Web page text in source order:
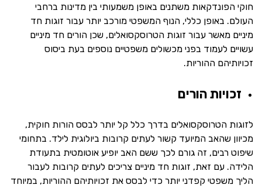
חוקי הפונדקאות משתנים באופן משמעותי בין מדינות ברחבי
העולם. באופן כללי, הנוף המשפטי מורכב יותר עבור זוגות חד
מיניים מאשר עבור זוגות הטרוסקסואלים, שכן הורים חד מיניים
עשויים לעמוד בפני מכשולים משפטיים נוספים בעת ביסוס
זכויותיהם ההוריות.
זכויות הורים
לזוגות הטרוסקסואלים בדרך כלל קל יותר לבסס הורות חוקית,
מכיוון שהאב המיועד קשור לעתים קרובות ביולוגית לילד. בתחומי
שיפוט רבים, זה גורם לכך ששם האב יופיע אוטומטית בתעודת
הלידה. עם זאת, זוגות חד מיניים צריכים לעתים קרובות לעבור
הליך משפטי קפדני יותר כדי לבסס את זכויותיהם ההוריות, במיוחד